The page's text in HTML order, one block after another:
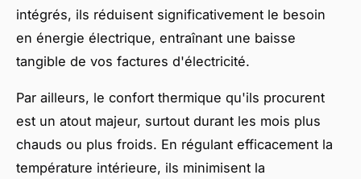
intégrés, ils réduisent significativement le besoin
en énergie électrique, entraînant une baisse
tangible de vos factures d'électricité.
Par ailleurs, le confort thermique qu'ils procurent
est un atout majeur, surtout durant les mois plus
chauds ou plus froids. En régulant efficacement la
température intérieure, ils minimisent la